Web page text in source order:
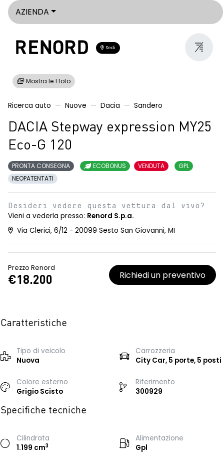
AZIENDA
Sedi
Mostra le 1 foto
Ricerca auto Nuove Dacia Sandero
DACIA Stepway expression MY25
Eco-G 120
PRONTA CONSEGNA ECOBONUS VENDUTA
GPL
NEOPATENTATI
Desideri vedere questa vettura dal vivo?
Vieni a vederla presso: Renord S.p.a.
Via Clerici, 6/12 - 20099 Sesto San Giovanni, MI
Prezzo Renord
€18.200 Richiedi un preventivo
Caratteristiche
Tipo di veicolo
Nuova
Carrozzeria
City Car, 5 porte, 5 posti
Colore esterno
Grigio Scisto
Riferimento
300929
Specifiche tecniche
Cilindrata
1.199 cm3
Alimentazione
Gpl